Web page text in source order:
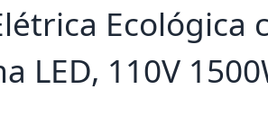
Ecológica
LED, 110V